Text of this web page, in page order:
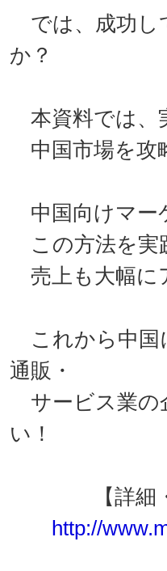
では、成功し
か？
本資料では、
中国市場を攻
中国向けマー
この方法を実
売上も大幅に
これから中国
通販・
サービス業の
い！
【詳細・資
http://